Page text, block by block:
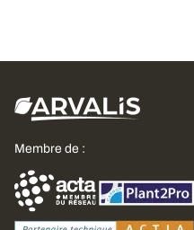
Membre de :